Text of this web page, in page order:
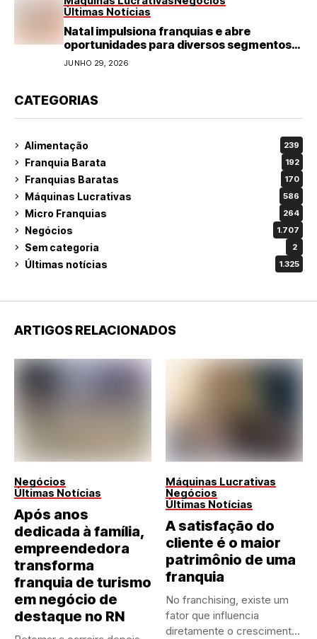
Últimas Notícias
Natal impulsiona franquias e abre
oportunidades para diversos segmentos
do varejo
JUNHO 29, 2026
CATEGORIAS
Alimentação 239
Franquia Barata 192
Franquias Baratas 170
Máquinas Lucrativas 586
Micro Franquias 264
Negócios 1.707
Sem categoria 2
Últimas notícias 1.325
ARTIGOS RELACIONADOS
Negócios
Últimas Notícias
Após anos
dedicada à família,
empreendedora
transforma
franquia de turismo
em negócio de
destaque no RN
Máquinas Lucrativas
Negócios
Últimas Notícias
A satisfação do
cliente é o maior
patrimônio de uma
franquia
No franchising, existe um
fator que influencia
diretamente o crescimento